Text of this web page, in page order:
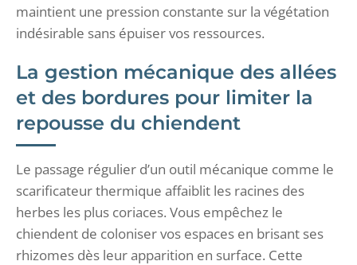
maintient une pression constante sur la végétation
indésirable sans épuiser vos ressources.
La gestion mécanique des allées
et des bordures pour limiter la
repousse du chiendent
Le passage régulier d’un outil mécanique comme le
scarificateur thermique affaiblit les racines des
herbes les plus coriaces. Vous empêchez le
chiendent de coloniser vos espaces en brisant ses
rhizomes dès leur apparition en surface. Cette